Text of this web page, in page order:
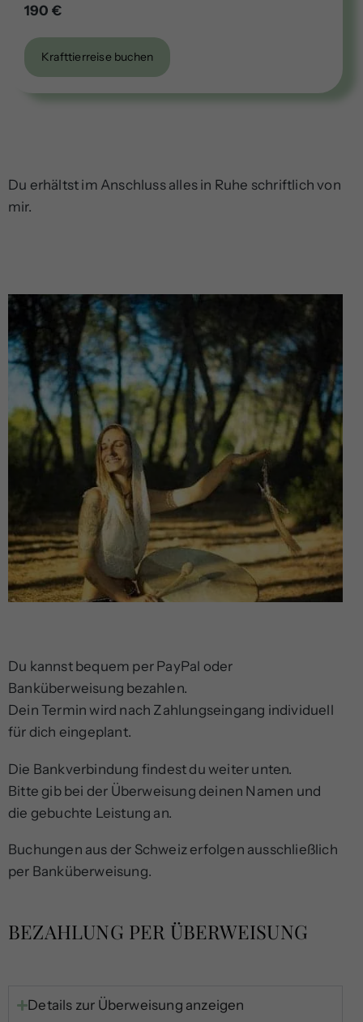
190 €
Krafttierreise buchen
Du erhältst im Anschluss alles in Ruhe schriftlich von
mir.
Du kannst bequem per PayPal oder
Banküberweisung bezahlen.
Dein Termin wird nach Zahlungseingang individuell
für dich eingeplant.
Die Bankverbindung findest du weiter unten.
Bitte gib bei der Überweisung deinen Namen und
die gebuchte Leistung an.
Buchungen aus der Schweiz erfolgen ausschließlich
per Banküberweisung.
BEZAHLUNG PER ÜBERWEISUNG
Details zur Überweisung anzeigen